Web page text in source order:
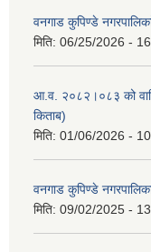
वनगाड कुपिण्डे
मिति: 06/25/2026 -
आ.व. २०८२।०८३ को
किताब)
मिति: 01/06/2026 -
वनगाड कुपिण्डे
मिति: 09/02/2025 -